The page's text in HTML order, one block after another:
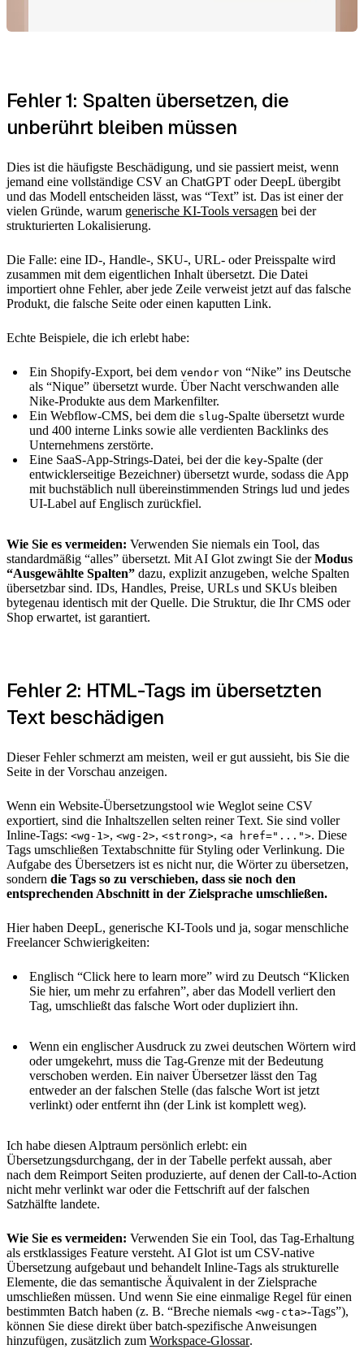
Fehler 1: Spalten übersetzen, die
unberührt bleiben müssen
Dies ist die häufigste Beschädigung, und sie passiert meist, wenn
jemand eine vollständige CSV an ChatGPT oder DeepL übergibt
und das Modell entscheiden lässt, was “Text” ist. Das ist einer der
vielen Gründe, warum generische KI-Tools versagen bei der
strukturierten Lokalisierung.
Die Falle: eine ID-, Handle-, SKU-, URL- oder Preisspalte wird
zusammen mit dem eigentlichen Inhalt übersetzt. Die Datei
importiert ohne Fehler, aber jede Zeile verweist jetzt auf das falsche
Produkt, die falsche Seite oder einen kaputten Link.
Echte Beispiele, die ich erlebt habe:
Ein Shopify-Export, bei dem vendor von “Nike” ins Deutsche
als “Nique” übersetzt wurde. Über Nacht verschwanden alle
Nike-Produkte aus dem Markenfilter.
Ein Webflow-CMS, bei dem die slug-Spalte übersetzt wurde
und 400 interne Links sowie alle verdienten Backlinks des
Unternehmens zerstörte.
Eine SaaS-App-Strings-Datei, bei der die key-Spalte (der
entwicklerseitige Bezeichner) übersetzt wurde, sodass die App
mit buchstäblich null übereinstimmenden Strings lud und jedes
UI-Label auf Englisch zurückfiel.
Wie Sie es vermeiden: Verwenden Sie niemals ein Tool, das
standardmäßig “alles” übersetzt. Mit AI Glot zwingt Sie derModus
“Ausgewählte Spalten” dazu, explizit anzugeben, welche Spalten
übersetzbar sind. IDs, Handles, Preise, URLs und SKUs bleiben
bytegenau identisch mit der Quelle. Die Struktur, die Ihr CMS oder
Shop erwartet, ist garantiert.
Fehler 2: HTML-Tags im übersetzten
Text beschädigen
Dieser Fehler schmerzt am meisten, weil er gut aussieht, bis Sie die
Seite in der Vorschau anzeigen.
Wenn ein Website-Übersetzungstool wie Weglot seine CSV
exportiert, sind die Inhaltszellen selten reiner Text. Sie sind voller
Inline-Tags: <wg-1>, <wg-2>, <strong>, <a href="...">. Diese
Tags umschließen Textabschnitte für Styling oder Verlinkung. Die
Aufgabe des Übersetzers ist es nicht nur, die Wörter zu übersetzen,
sondern die Tags so zu verschieben, dass sie noch den
entsprechenden Abschnitt in der Zielsprache umschließen.
Hier haben DeepL, generische KI-Tools und ja, sogar menschliche
Freelancer Schwierigkeiten:
Englisch “Click here to learn more” wird zu Deutsch “Klicken
Sie hier, um mehr zu erfahren”, aber das Modell verliert den
Tag, umschließt das falsche Wort oder dupliziert ihn.
Wenn ein englischer Ausdruck zu zwei deutschen Wörtern wird
oder umgekehrt, muss die Tag-Grenze mit der Bedeutung
verschoben werden. Ein naiver Übersetzer lässt den Tag
entweder an der falschen Stelle (das falsche Wort ist jetzt
verlinkt) oder entfernt ihn (der Link ist komplett weg).
Ich habe diesen Alptraum persönlich erlebt: ein
Übersetzungsdurchgang, der in der Tabelle perfekt aussah, aber
nach dem Reimport Seiten produzierte, auf denen der Call-to-Action
nicht mehr verlinkt war oder die Fettschrift auf der falschen
Satzhälfte landete.
Wie Sie es vermeiden: Verwenden Sie ein Tool, das Tag-Erhaltung
als erstklassiges Feature versteht. AI Glot ist um CSV-native
Übersetzung aufgebaut und behandelt Inline-Tags als strukturelle
Elemente, die das semantische Äquivalent in der Zielsprache
umschließen müssen. Und wenn Sie eine einmalige Regel für einen
bestimmten Batch haben (z. B. “Breche niemals <wg-cta>-Tags”),
können Sie diese direkt über batch-spezifische Anweisungen
hinzufügen, zusätzlich zum Workspace-Glossar.